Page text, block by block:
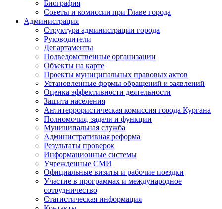
Биография
Советы и комиссии при Главе города
Администрация
Структура администрации города
Руководители
Департаменты
Подведомственные организации
Объекты на карте
Проекты муниципальных правовых актов
Установленные формы обращений и заявлений
Оценка эффективности деятельности
Защита населения
Антитеррористическая комиссия города Кургана
Полномочия, задачи и функции
Муниципальная служба
Административная реформа
Результаты проверок
Информационные системы
Учрежденные СМИ
Официальные визиты и рабочие поездки
Участие в программах и международное
сотрудничество
Статистическая информация